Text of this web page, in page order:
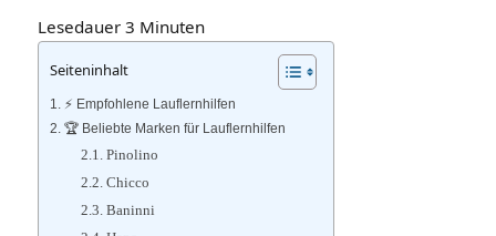
Lesedauer 3 Minuten
Seiteninhalt
⚡️ Empfohlene Lauflernhilfen
🏆 Beliebte Marken für Lauflernhilfen
Pinolino
Chicco
Baninni